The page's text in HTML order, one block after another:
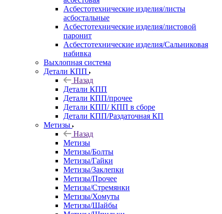
Асбестотехнические изделия/листы
асбостальные
Асбестотехнические изделия/листовой
паронит
Асбестотехнические изделия/Сальниковая
набивка
Выхлопная система
Детали КПП
Назад
Детали КПП
Детали КПП/прочее
Детали КПП/ КПП в сборе
Детали КПП/Раздаточная КП
Метизы
Назад
Метизы
Метизы/Болты
Метизы/Гайки
Метизы/Заклепки
Метизы/Прочее
Метизы/Стремянки
Метизы/Хомуты
Метизы/Шайбы